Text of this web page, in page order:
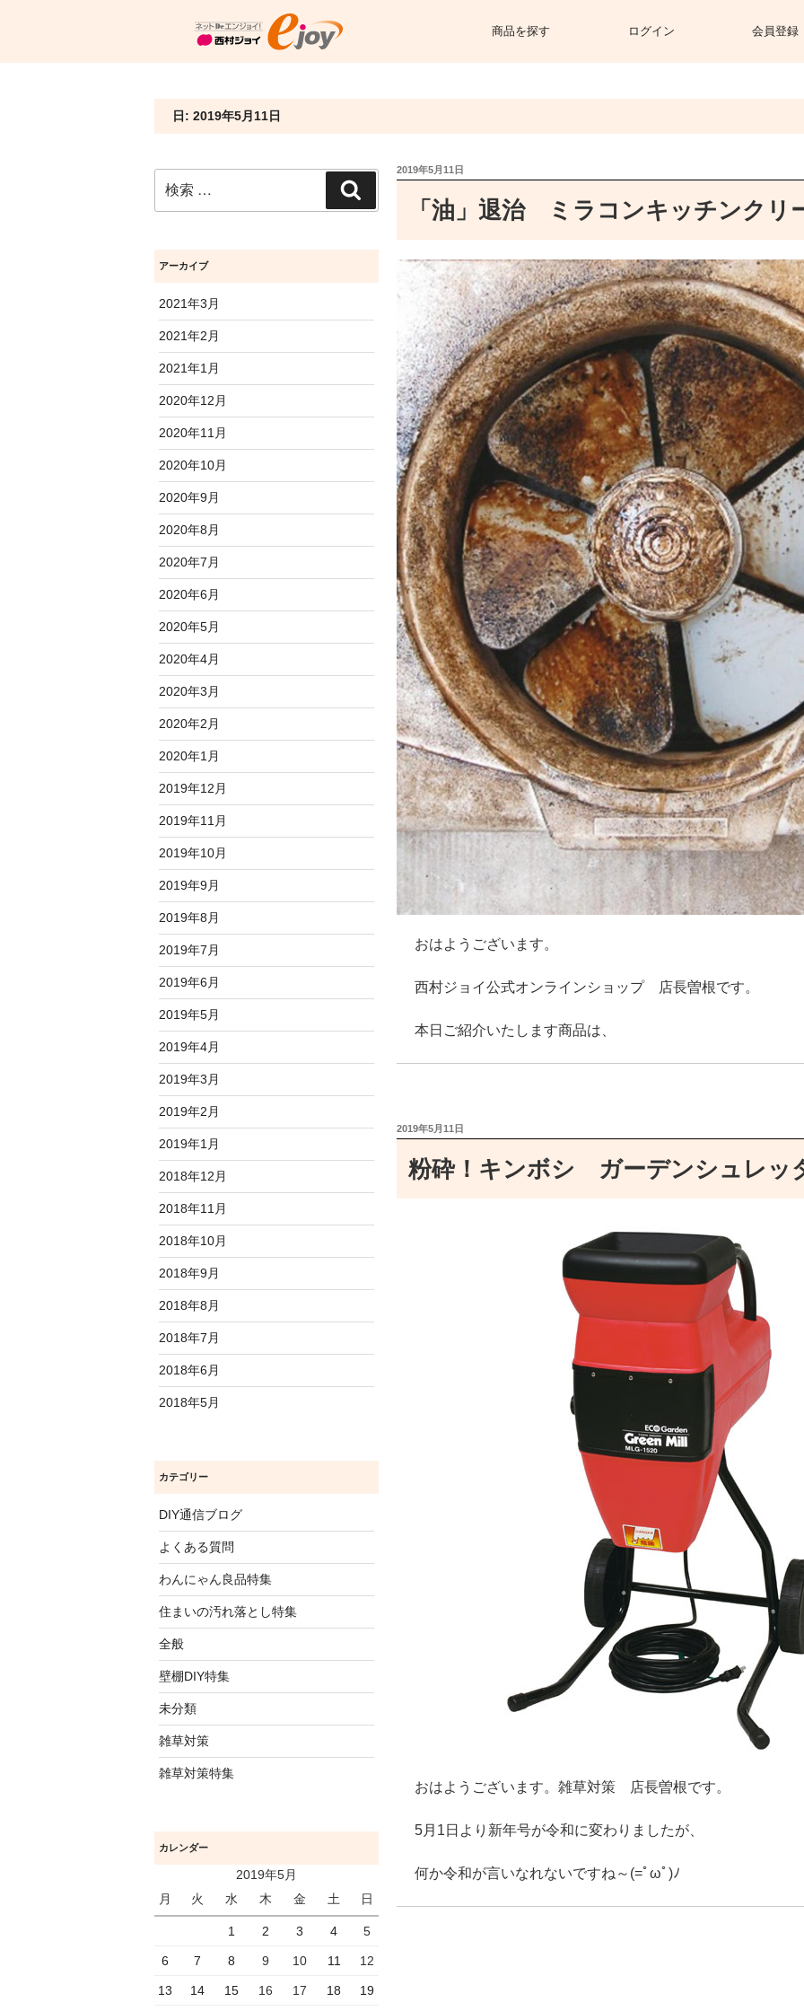
商品を探す ログイン 会員登録
日: 2019年5月11日
投
稿
2019年5月11日
「油」退治 ミラコンキッチンクリ
おはようございます。
西村ジョイ公式オンラインショップ 店長曽根です。
本日ご紹介いたします商品は、
ミラコンキッチンクリーン３０
商品番号 4960077983056当店特別価格 (税込)
https://www.ejoy.jp/fs/ejoy/oil/
●換気扇、レンジフード、ガステーブル、タイル壁に付いた
投
稿
2019年5月11日
粉砕！キンボシ ガーデンシュレッ
おはようございます。雑草対策 店長曽根です。
5月1日より新年号が令和に変わりましたが、
何か令和が言いなれないですね～(=ﾟωﾟ)ﾉ
索:
索
アーカイブ
2021年3月
2021年2月
2021年1月
2020年12月
2020年11月
2020年10月
2020年9月
2020年8月
2020年7月
2020年6月
2020年5月
2020年4月
2020年3月
2020年2月
2020年1月
2019年12月
2019年11月
2019年10月
2019年9月
2019年8月
2019年7月
2019年6月
2019年5月
2019年4月
2019年3月
2019年2月
2019年1月
2018年12月
2018年11月
2018年10月
2018年9月
2018年8月
2018年7月
2018年6月
2018年5月
カテゴリー
DIY通信ブログ
よくある質問
わんにゃん良品特集
住まいの汚れ落とし特集
全般
壁棚DIY特集
未分類
雑草対策
雑草対策特集
カレンダー
2019年5月
月
火 水 木 金 土 日
1 2 3 4 5
6 7 8 9 10 11 12
13 14 15 16 17 18 19